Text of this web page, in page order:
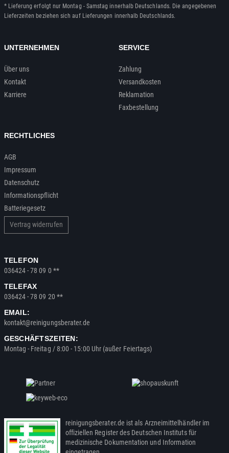
* Lieferung erfolgt nur Montag - Samstag innerhalb Deutschlands. Die angegebenen
Lieferzeiten beziehen sich auf Lieferungen innerhalb Deutschlands.
UNTERNEHMEN
Über uns
Kontakt
Karriere
SERVICE
Zahlung
Versandkosten
Reklamation
Faxbestellung
RECHTLICHES
AGB
Impressum
Datenschutz
Informationspflicht
Batteriegesetz
Vertrag widerrufen
TELEFON
036424 - 78 09 0 **
TELEFAX
036424 - 78 09 20 **
EMAIL:
kontakt@reinigungsberater.de
GESCHÄFTSZEITEN:
Montag - Freitag / 8:00 - 15:00 Uhr (außer Feiertags)
reinigungsberater.de ist als Arzneimittelhändler im
offiziellen Register des Deutschen Instituts für
medizinische Dokumentation und Information